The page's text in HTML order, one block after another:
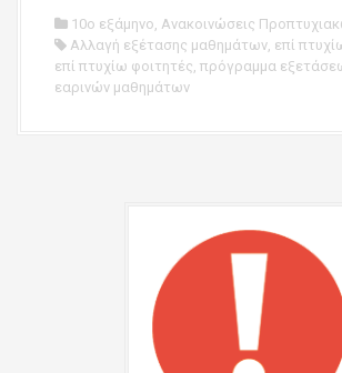
10ο εξάμηνο, Ανακοινώσεις
Αλλαγή εξέτασης μαθημάτων, επί
επί πτυχίω φοιτητές, πρόγραμμα
εαρινών μαθημάτων